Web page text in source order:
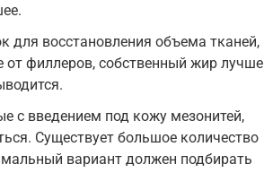
восстановления объема тканей,
филлеров, собственный жир лучше
с введением под кожу мезонитей,
Существует большое количество
вариант должен подбирать